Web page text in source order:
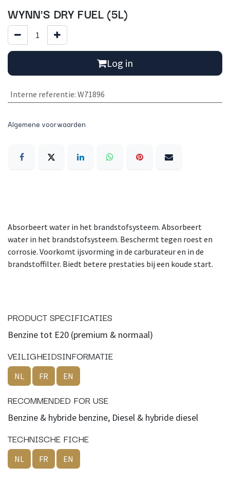
WYNN'S DRY FUEL (5L)
Log in
Interne referentie: W71896
Algemene voorwaarden
Absorbeert water in het brandstofsysteem. Absorbeert
water in het brandstofsysteem. Beschermt tegen roest en
corrosie. Voorkomt ijsvorming in de carburateur en in de
brandstoffilter. Biedt betere prestaties bij een koude start.
PRODUCT SPECIFICATIES
Benzine tot E20 (premium & normaal)
VEILIGHEIDSINFORMATIE
NL FR EN
RECOMMENDED FOR USE
Benzine & hybride benzine, Diesel & hybride diesel
TECHNISCHE FICHE
NL FR EN